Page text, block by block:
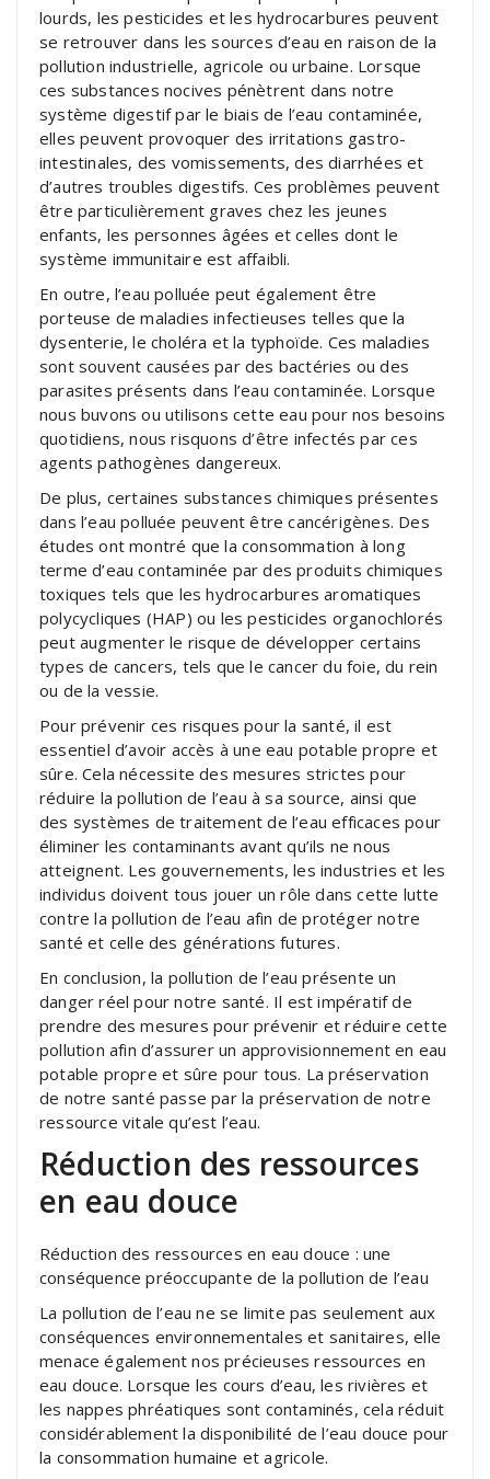
lourds, les pesticides et les hydrocarbures peuvent
se retrouver dans les sources d’eau en raison de la
pollution industrielle, agricole ou urbaine. Lorsque
ces substances nocives pénètrent dans notre
système digestif par le biais de l’eau contaminée,
elles peuvent provoquer des irritations gastro-
intestinales, des vomissements, des diarrhées et
d’autres troubles digestifs. Ces problèmes peuvent
être particulièrement graves chez les jeunes
enfants, les personnes âgées et celles dont le
système immunitaire est affaibli.
En outre, l’eau polluée peut également être
porteuse de maladies infectieuses telles que la
dysenterie, le choléra et la typhoïde. Ces maladies
sont souvent causées par des bactéries ou des
parasites présents dans l’eau contaminée. Lorsque
nous buvons ou utilisons cette eau pour nos besoins
quotidiens, nous risquons d’être infectés par ces
agents pathogènes dangereux.
De plus, certaines substances chimiques présentes
dans l’eau polluée peuvent être cancérigènes. Des
études ont montré que la consommation à long
terme d’eau contaminée par des produits chimiques
toxiques tels que les hydrocarbures aromatiques
polycycliques (HAP) ou les pesticides organochlorés
peut augmenter le risque de développer certains
types de cancers, tels que le cancer du foie, du rein
ou de la vessie.
Pour prévenir ces risques pour la santé, il est
essentiel d’avoir accès à une eau potable propre et
sûre. Cela nécessite des mesures strictes pour
réduire la pollution de l’eau à sa source, ainsi que
des systèmes de traitement de l’eau efficaces pour
éliminer les contaminants avant qu’ils ne nous
atteignent. Les gouvernements, les industries et les
individus doivent tous jouer un rôle dans cette lutte
contre la pollution de l’eau afin de protéger notre
santé et celle des générations futures.
En conclusion, la pollution de l’eau présente un
danger réel pour notre santé. Il est impératif de
prendre des mesures pour prévenir et réduire cette
pollution afin d’assurer un approvisionnement en eau
potable propre et sûre pour tous. La préservation
de notre santé passe par la préservation de notre
ressource vitale qu’est l’eau.
Réduction des ressources
en eau douce
Réduction des ressources en eau douce : une
conséquence préoccupante de la pollution de l’eau
La pollution de l’eau ne se limite pas seulement aux
conséquences environnementales et sanitaires, elle
menace également nos précieuses ressources en
eau douce. Lorsque les cours d’eau, les rivières et
les nappes phréatiques sont contaminés, cela réduit
considérablement la disponibilité de l’eau douce pour
la consommation humaine et agricole.